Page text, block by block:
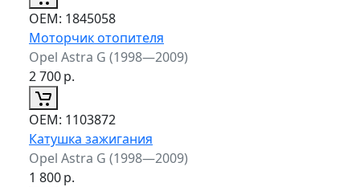
ОЕМ: 1845058
Моторчик отопителя
Opel Astra G (1998—2009)
2 700р.
ОЕМ: 1103872
Катушка зажигания
Opel Astra G (1998—2009)
1 800р.